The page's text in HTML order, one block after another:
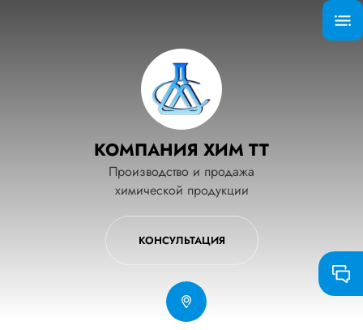
КОМПАНИЯ ХИМ ТТ
Производство и продажа
химической продукции
КОНСУЛЬТАЦИЯ